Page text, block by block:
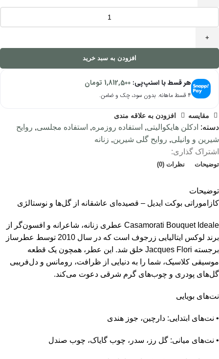
افزودن به سبد خرید
هر قسط با اسنپ‌پی: 1,812,500 تومان
۴ قسط ماهانه. بدون سود، چک و ضامن.
مقایسه افزودن به علاقه مندی
دسته: ادکلن هایکوالیتی, استفاده روزمره, استفاده مجلسی, روایح
شیرین و وانیلی, روایح گلی شیرین, زنانه
اشتراک گذاری:
توضیحات نظرات (0)
توضیحات
کازاموراتی بوکت ایدیل – قصیده‌ای عاشقانه از گل‌ها و نوستالژی
Casamorati Bouquet Ideale عطری زنانه، شاعرانه و افسون‌گر از
برند لوکس ایتالیایی زرجوف است که در سال 2010 توسط عطرساز
برجسته Jacques Flori خلق شد. این عطر، همچون یک قطعه
موسیقی کلاسیک، شما را به دنیایی از ظرافت، رومانس و دل‌فریبی‌
گل‌های پودری و چوب‌های گرم شرقی دعوت می‌کند.
نت‌های بویایی
• نت‌های ابتدایی: دارچین، جوز هندی
• نت‌های میانی: گل رز، سدر، چوب گایاک، چوب صندل